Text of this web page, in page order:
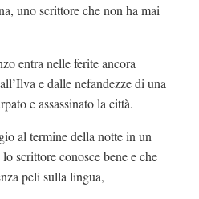
uno scrittore che non ha mai
entra nelle ferite ancora
e dalle nefandezze di una
e assassinato la città.
al termine della notte in un
scrittore conosce bene e che
peli sulla lingua,